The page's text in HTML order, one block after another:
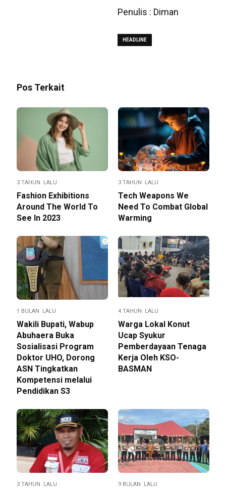
Penulis : Diman
HEADLINE
Pos Terkait
3 TAHUN LALU
Fashion Exhibitions
Around The World To
See In 2023
3 TAHUN LALU
Tech Weapons We
Need To Combat Global
Warming
1 BULAN LALU
Wakili Bupati, Wabup
Abuhaera Buka
Sosialisasi Program
Doktor UHO, Dorong
ASN Tingkatkan
Kompetensi melalui
Pendidikan S3
4 TAHUN LALU
Warga Lokal Konut
Ucap Syukur
Pemberdayaan Tenaga
Kerja Oleh KSO-
BASMAN
3 TAHUN LALU 9 BULAN LALU